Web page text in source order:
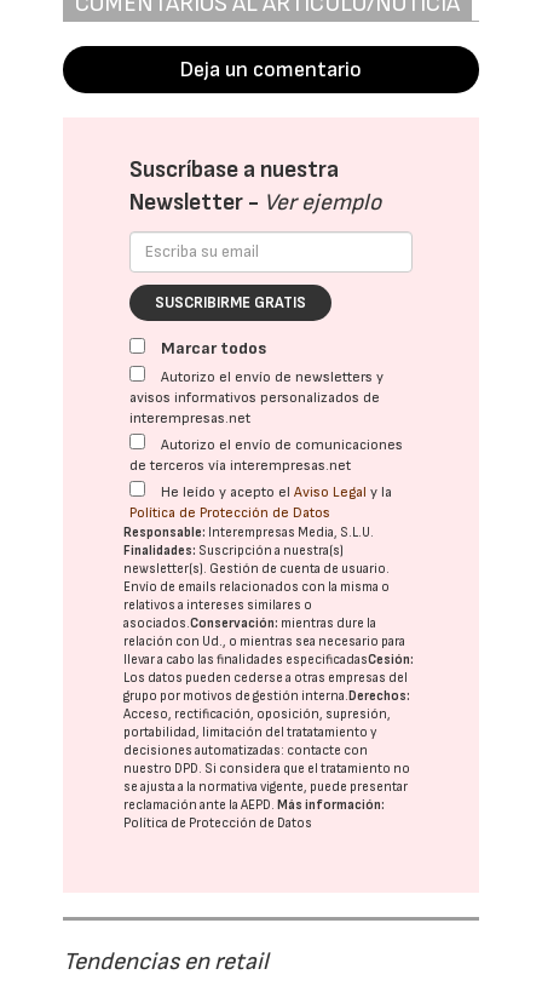
Deja un comentario
Suscríbase a nuestra
Newsletter - Ver ejemplo
SUSCRIBIRME GRATIS
Marcar todos
Autorizo el envío de newsletters y
avisos informativos personalizados de
interempresas.net
Autorizo el envío de comunicaciones
de terceros vía interempresas.net
He leído y acepto elAviso Legal y la
Política de Protección de Datos
Responsable: Interempresas Media, S.L.U.
Finalidades: Suscripción a nuestra(s)
newsletter(s). Gestión de cuenta de usuario.
Envío de emails relacionados con la misma o
relativos a intereses similares o
asociados.Conservación: mientras dure la
relación con Ud., o mientras sea necesario para
llevar a cabo las finalidades especificadasCesión:
Los datos pueden cederse a otras empresas del
grupo por motivos de gestión interna.Derechos:
Acceso, rectificación, oposición, supresión,
portabilidad, limitación del tratatamiento y
decisiones automatizadas: contacte con
nuestro DPD. Si considera que el tratamiento no
se ajusta a la normativa vigente, puede presentar
reclamación ante laAEPD.Más información:
Política de Protección de Datos
Tendencias en retail